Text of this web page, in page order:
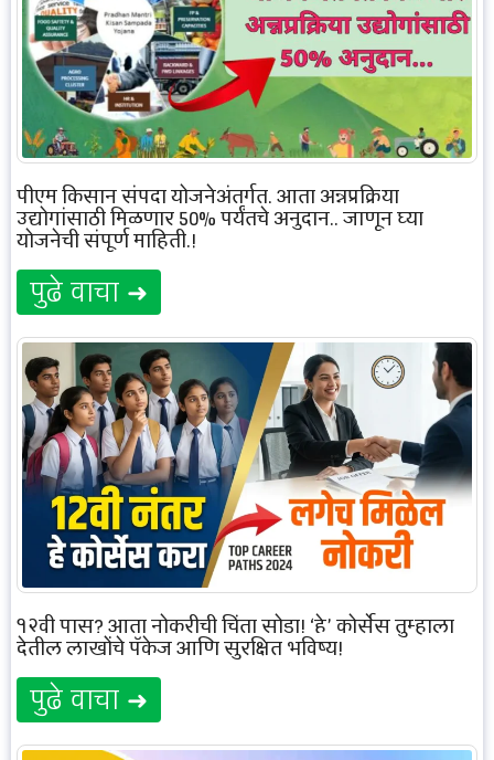
पीएम किसान संपदा योजनेअंतर्गत, आता अन्नप्रक्रिया
उद्योगांसाठी मिळणार 50% पर्यंतचे अनुदान.. जाणून घ्या
योजनेची संपूर्ण माहिती.!
पुढे वाचा ➜
१२वी पास? आता नोकरीची चिंता सोडा! ‘हे’ कोर्सेस तुम्हाला
देतील लाखोंचे पॅकेज आणि सुरक्षित भविष्य!
पुढे वाचा ➜